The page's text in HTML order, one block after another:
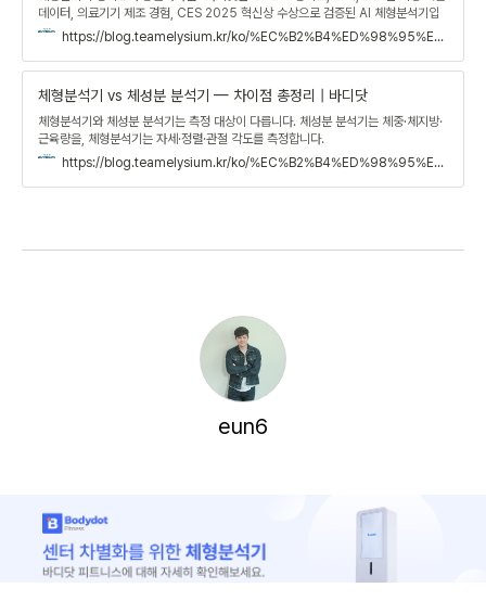
데이터, 의료기기 제조 경험, CES 2025 혁신상 수상으로 검증된 AI 체형분석기입
니다.
https://blog.teamelysium.kr/ko/%EC%B2%B4%ED%98%95%EB%B6%84%EC%84%9D%EA%B8%B0-%EC%A0%95%ED%99%95%EB%8F%84
체형분석기 vs 체성분 분석기 — 차이점 총정리 | 바디닷
체형분석기와 체성분 분석기는 측정 대상이 다릅니다. 체성분 분석기는 체중·체지방·
근육량을, 체형분석기는 자세·정렬·관절 각도를 측정합니다.
https://blog.teamelysium.kr/ko/%EC%B2%B4%ED%98%95%EB%B6%84%EC%84%9D%EA%B8%B0-vs-%EC%B2%B4%EC%84%B1%EB%B6%84%EB%B6%84%EC%84%9D%EA%B8%B0
eun6